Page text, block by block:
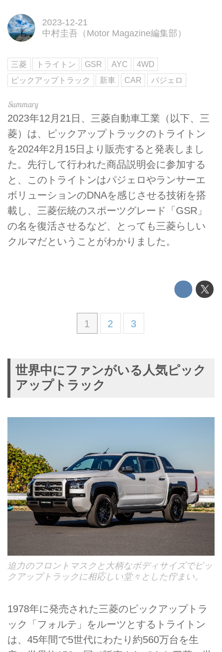
2023-12-21
中村圭吾（Motor Magazine編集部）
三菱 トライトン GSR AYC
4WD
ピックアップトラック
新車 CAR パジェロ
2023年12月21日、三菱自動車工業（以下、三
菱）は、ピックアップトラックのトライトン
を2024年2月15日より販売すると発表しまし
た。先行して行われた商品説明会に参加する
と、このトライトンはパジェロやランサーエ
ボリューションのDNAを感じさせる技術を搭
載し、三菱伝統のスポーツグレード「GSR」
の名を復活させるなど、とっても三菱らしい
クルマだということがわかりました。
1 2 3
世界中にファンがいる人気ピック
アップトラック
迫力のフロントマスクと大柄なボディサイズでピッ
クアップトラックに相応しい堂々とした佇まい。
1978年に発売された三菱のピックアップトラ
ック「フォルテ」をルーツとするトライトン
は、45年間で5世代にわたり約560万台を生